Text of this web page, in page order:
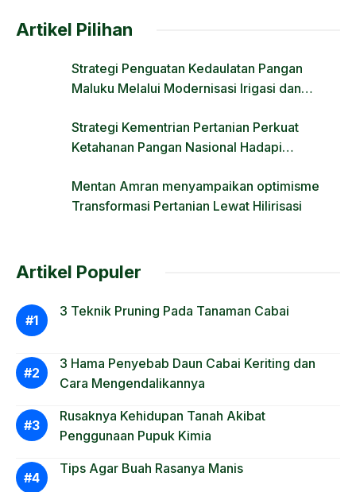
Artikel Pilihan
Strategi Penguatan Kedaulatan Pangan
Maluku Melalui Modernisasi Irigasi dan
Strategi Kementrian Pertanian Perkuat
Ketahanan Pangan Nasional Hadapi
Mentan Amran menyampaikan optimisme
Transformasi Pertanian Lewat Hilirisasi
Artikel Populer
3 Teknik Pruning Pada Tanaman Cabai
3 Hama Penyebab Daun Cabai Keriting dan
Cara Mengendalikannya
Rusaknya Kehidupan Tanah Akibat
Penggunaan Pupuk Kimia
Tips Agar Buah Rasanya Manis